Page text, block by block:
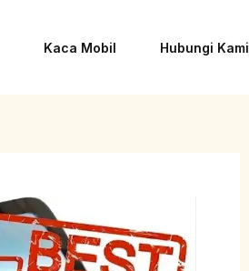
Kaca Mobil Hubungi Kami